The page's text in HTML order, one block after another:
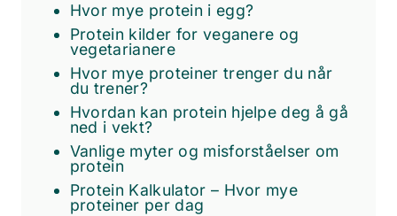
Hvor mye protein i egg?
Protein kilder for veganere og
vegetarianere
Hvor mye proteiner trenger du når
du trener?
Hvordan kan protein hjelpe deg å gå
ned i vekt?
Vanlige myter og misforståelser om
protein
Protein Kalkulator – Hvor mye
proteiner per dag